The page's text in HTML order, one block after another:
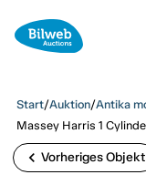
Start/Auktion/Antika
Massey Harris 1
chevron_left Vorheriges Objekt